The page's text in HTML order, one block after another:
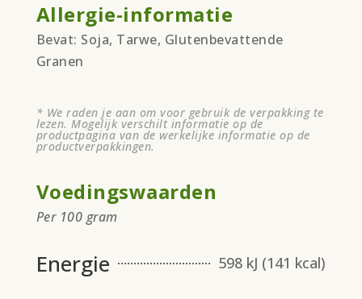
Allergie-informatie
Bevat: Soja, Tarwe, Glutenbevattende
Granen
* We raden je aan om voor gebruik de verpakking te
lezen. Mogelijk verschilt informatie op de
productpagina van de werkelijke informatie op de
productverpakkingen.
Voedingswaarden
Per 100 gram
Energie 598 kJ (141 kcal)